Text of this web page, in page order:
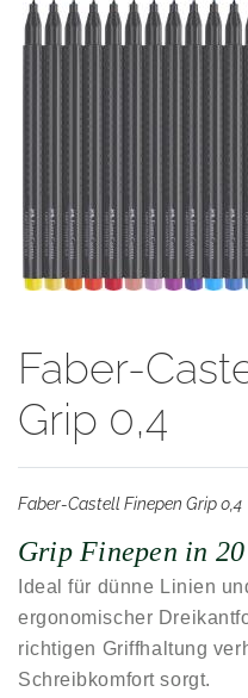
Faber-
Grip 0,4
Faber-Castell Finepen Grip 0,4
Grip Finepen in
Ideal für dünne Linien
ergonomischer
richtigen Griffhaltung
Schreibkomfort sorgt.